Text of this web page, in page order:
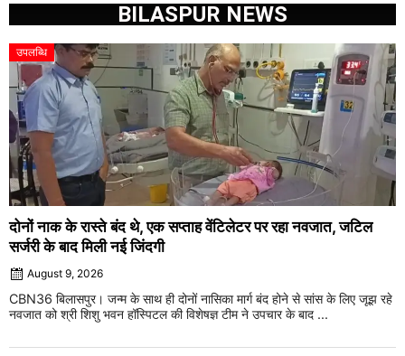
BILASPUR NEWS
उपलब्धि
दोनों नाक के रास्ते बंद थे, एक सप्ताह वेंटिलेटर पर रहा नवजात, जटिल
सर्जरी के बाद मिली नई जिंदगी
August 9, 2026
CBN36 बिलासपुर। जन्म के साथ ही दोनों नासिका मार्ग बंद होने से सांस के लिए जूझ रहे
नवजात को श्री शिशु भवन हॉस्पिटल की विशेषज्ञ टीम ने उपचार के बाद ...